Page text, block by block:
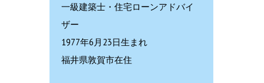
一級建築士・住宅ローンアドバイ
ザー
1977年6月23日生まれ
福井県敦賀市在住